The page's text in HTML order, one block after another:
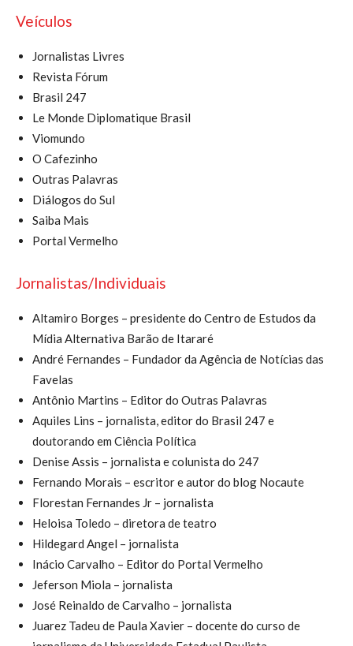
Veículos
Jornalistas Livres
Revista Fórum
Brasil 247
Le Monde Diplomatique Brasil
Viomundo
O Cafezinho
Outras Palavras
Diálogos do Sul
Saiba Mais
Portal Vermelho
Jornalistas/Individuais
Altamiro Borges – presidente do Centro de Estudos da
Mídia Alternativa Barão de Itararé
André Fernandes – Fundador da Agência de Notícias das
Favelas
Antônio Martins – Editor do Outras Palavras
Aquiles Lins – jornalista, editor do Brasil 247 e
doutorando em Ciência Política
Denise Assis – jornalista e colunista do 247
Fernando Morais – escritor e autor do blog Nocaute
Florestan Fernandes Jr – jornalista
Heloisa Toledo – diretora de teatro
Hildegard Angel – jornalista
Inácio Carvalho – Editor do Portal Vermelho
Jeferson Miola – jornalista
José Reinaldo de Carvalho – jornalista
Juarez Tadeu de Paula Xavier – docente do curso de